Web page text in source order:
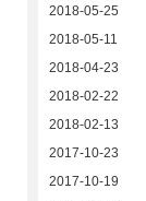
2018-05-25
2018-05-11
2018-04-23
2018-02-22
2018-02-13
2017-10-23
2017-10-19